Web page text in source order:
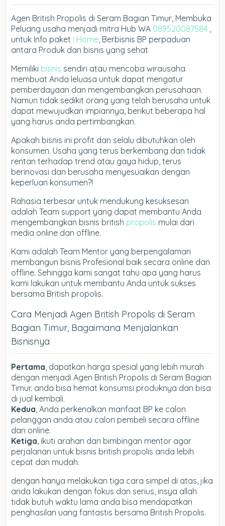
Agen British Propolis di Seram Bagian Timur, Membuka
Peluang usaha menjadi mitra Hub WA 089520087584 ,
untuk Info paket : Home, Berbisnis BP perpaduan
antara Produk dan bisnis yang sehat
Memiliki bisnis sendiri atau mencoba wirausaha
membuat Anda leluasa untuk dapat mengatur
pemberdayaan dan mengembangkan perusahaan.
Namun tidak sedikit orang yang telah berusaha untuk
dapat mewujudkan impiannya, berikut beberapa hal
yang harus anda pertimbangkan.
Apakah bisnis ini profit dan selalu dibutuhkan oleh
konsumen. Usaha yang terus berkembang dan tidak
rentan terhadap trend atau gaya hidup, terus
berinovasi dan berusaha menyesuaikan dengan
keperluan konsumen?!
Rahasia terbesar untuk mendukung kesuksesan
adalah Team support yang dapat membantu Anda
mengembangkan bisnis british propolis mulai dari
media online dan offline.
Kami adalah Team Mentor yang berpengalaman
membangun bisnis Profesional baik secara online dan
offline. Sehingga kami sangat tahu apa yang harus
kami lakukan untuk membantu Anda untuk sukses
bersama British propolis.
Cara Menjadi Agen British Propolis di Seram
Bagian Timur, Bagaimana Menjalankan
Bisnisnya
Pertama, dapatkan harga spesial yang lebih murah
dengan menjadi Agen British Propolis di Seram Bagian
Timur. anda bisa hemat konsumsi produknya dan bisa
di jual kembali.
Kedua, Anda perkenalkan manfaat BP ke calon
pelanggan anda atau calon pembeli secara offline
dan online.
Ketiga, ikuti arahan dan bimbingan mentor agar
perjalanan untuk bisnis british propolis anda lebih
cepat dan mudah.
dengan hanya melakukan tiga cara simpel di atas, jika
anda lakukan dengan fokus dan serius, insya allah
tidak butuh waktu lama anda bisa mendapatkan
penghasilan uang fantastis bersama British Propolis.